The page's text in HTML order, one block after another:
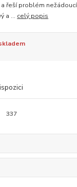
řeší problém
a ... celý popis
337